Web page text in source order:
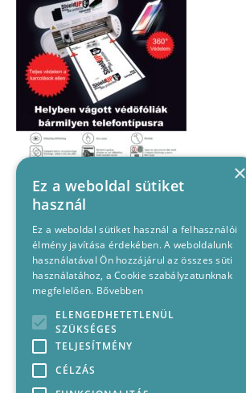
×
Ez a weboldal sütiket
használ
Ez a weboldal sütiket használ a felhasználói
élmény javítása érdekében. A weboldalunk
használatával Ön hozzájárul az összes süti
használatához, a Cookie szabályzatunknak
megfelelően. Bővebben
ELENGEDHETETLENÜL
SZÜKSÉGES
TELJESÍTMÉNY
CÉLZÁS